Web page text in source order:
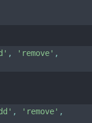
, 'remove' ,
, 'remove' ,